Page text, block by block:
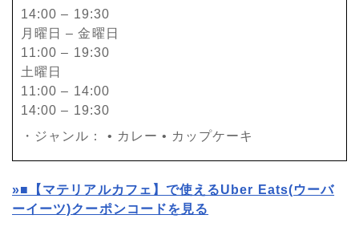
14:00 – 19:30
月曜日 – 金曜日
11:00 – 19:30
土曜日
11:00 – 14:00
14:00 – 19:30
・ジャンル： • カレー • カップケーキ
»■【マテリアルカフェ】で使えるUber Eats(ウーバ
ーイーツ)クーポンコードを見る